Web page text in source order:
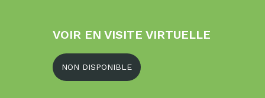
VOIR EN VISITE VIRTUELLE
NON DISPONIBLE